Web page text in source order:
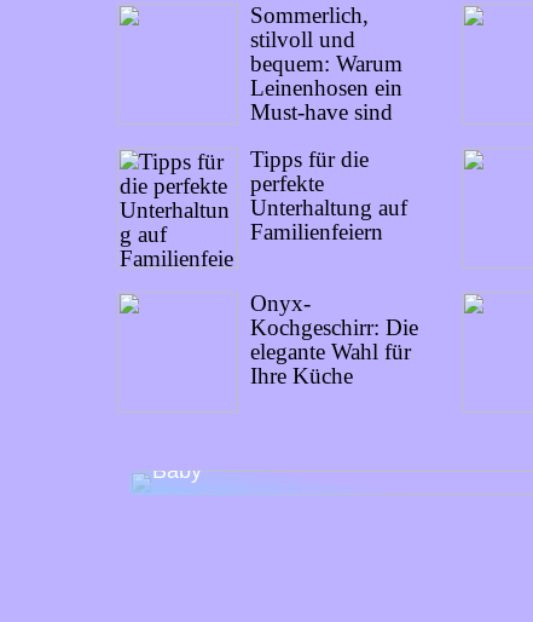
Sommerlich,
stilvoll und
bequem: Warum
Leinenhosen ein
Must-have sind
Tipps für die
perfekte
Unterhaltung auf
Familienfeiern
Onyx-
Kochgeschirr: Die
elegante Wahl für
Ihre Küche
Baby